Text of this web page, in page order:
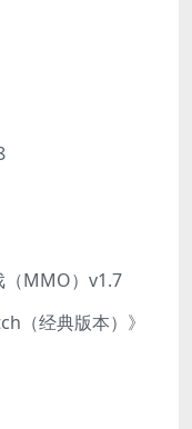
（MMO）v1.7
（经典版本）》